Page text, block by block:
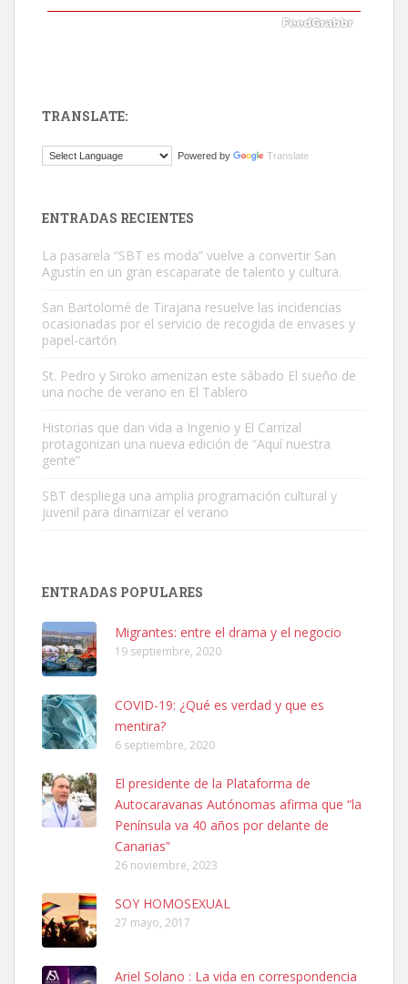
El ayuntamiento se va a llevar a Los Gatos callejeros de la zona los
Gato manso encontrado
Este gato macho ha aparecido en la calle hace menos de un mes,
es muy manso y extremadamente cari...
Leales.org » Gran Canaria
SHIBA PERDIDO AVDA JOSE MESA Y LOPEZ
PERRO MACHO RAZA SHIBA CON MICROCHIP PERDIDO HOY
06/07/2025 ZONA MESA Y LOPEZ. ES MUY ASUSTADIZO
Leales.org » Gran Canaria
6.7.2025
Ninfa perdida
TRANSLATE:
Powered by Translate
ENTRADAS RECIENTES
La pasarela “SBT es moda” vuelve a convertir San
Agustín en un gran escaparate de talento y cultura.
San Bartolomé de Tirajana resuelve las incidencias
ocasionadas por el servicio de recogida de envases y
papel-cartón
St. Pedro y Siroko amenizan este sábado El sueño de
una noche de verano en El Tablero
Historias que dan vida a Ingenio y El Carrizal
protagonizan una nueva edición de “Aquí nuestra
gente”
SBT despliega una amplia programación cultural y
juvenil para dinamizar el verano
ENTRADAS POPULARES
Migrantes: entre el drama y el negocio
19 septiembre, 2020
COVID-19: ¿Qué es verdad y que es
mentira?
6 septiembre, 2020
El presidente de la Plataforma de
Autocaravanas Autónomas afirma que “la
Península va 40 años por delante de
Canarias”
26 noviembre, 2023
SOY HOMOSEXUAL
27 mayo, 2017
Ariel Solano : La vida en correspondencia